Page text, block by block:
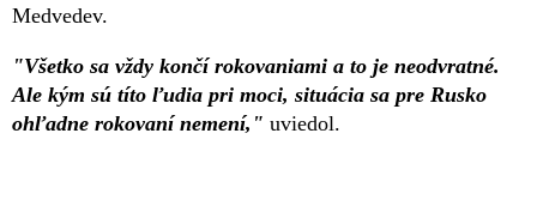
Medvedev.
"Všetko sa vždy končí rokovaniami a to je neodvratné.
Ale kým sú títo ľudia pri moci, situácia sa pre Rusko
ohľadne rokovaní nemení," uviedol.